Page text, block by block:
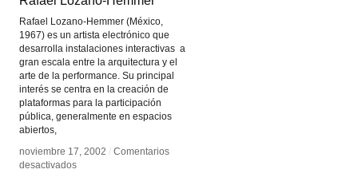
Rafael Lozano-Hemmer (México,
1967) es un artista electrónico que
desarrolla instalaciones interactivas a
gran escala entre la arquitectura y el
arte de la performance. Su principal
interés se centra en la creación de
plataformas para la participación
pública, generalmente en espacios
abiertos,
noviembre 17, 2002 / Comentarios
desactivadosen
noviembre 17, 2002 / Comentarios
desactivadosen